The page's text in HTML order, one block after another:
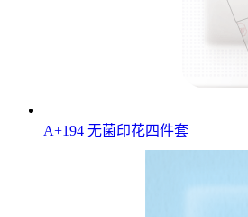
A+194 无菌印花四件套